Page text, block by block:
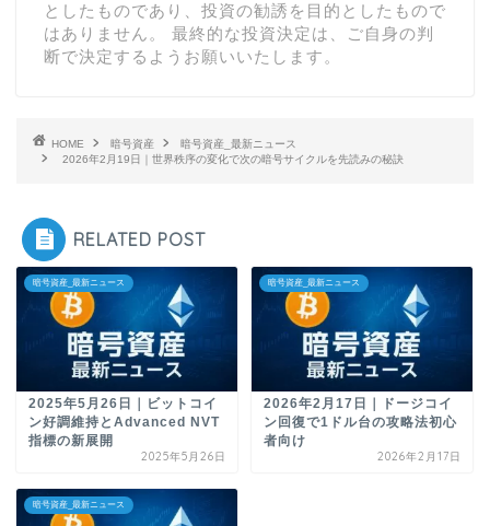
としたものであり、投資の勧誘を目的としたもので
はありません。 最終的な投資決定は、ご自身の判
断で決定するようお願いいたします。
HOME 暗号資産
暗号資産_最新ニュース
2026年2月19日｜世界秩序の変化で次の暗号サイクルを先読みの秘訣
RELATED POST
暗号資産_最新ニュース
2025年5月26日｜ビットコイ
ン好調維持とAdvanced NVT
指標の新展開
2025年5月26日
暗号資産_最新ニュース
2026年2月17日｜ドージコイ
ン回復で1ドル台の攻略法初心
者向け
2026年2月17日
暗号資産_最新ニュース